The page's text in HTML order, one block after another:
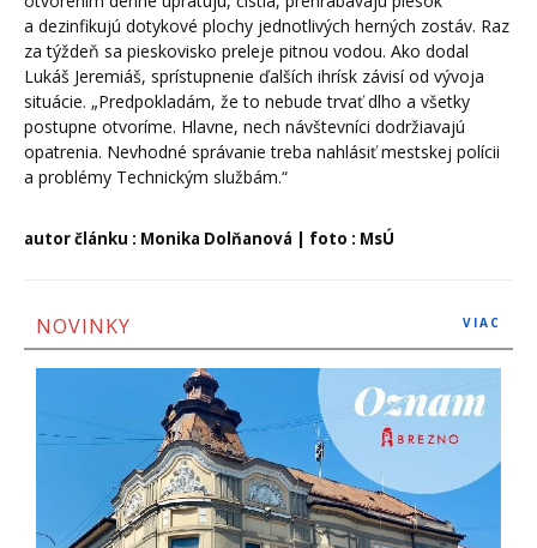
a dezinfikujú dotykové plochy jednotlivých herných zostáv. Raz
za týždeň sa pieskovisko preleje pitnou vodou. Ako dodal
Lukáš Jeremiáš, sprístupnenie ďalších ihrísk závisí od vývoja
situácie. „Predpokladám, že to nebude trvať dlho a všetky
postupne otvoríme. Hlavne, nech návštevníci dodržiavajú
opatrenia. Nevhodné správanie treba nahlásiť mestskej polícii
a problémy Technickým službám.“
autor článku : Monika Dolňanová | foto : MsÚ
NOVINKY VIAC